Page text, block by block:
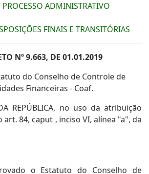
ADMINISTRATIVO
FINAIS E TRANSITÓRIAS
Nº 9.663, DE 01.01.2019
do Conselho de Controle de
Financeiras - Coaf.
REPÚBLICA, no uso da atribuição
84, caput , inciso VI, alínea "a", da
o Estatuto do Conselho de